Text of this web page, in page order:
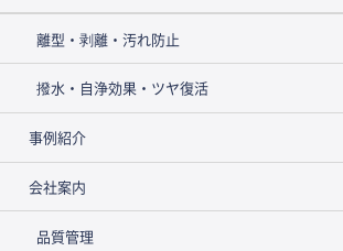
離型・剥離・汚れ防止
撥水・自浄効果・ツヤ復活
事例紹介
会社案内
品質管理